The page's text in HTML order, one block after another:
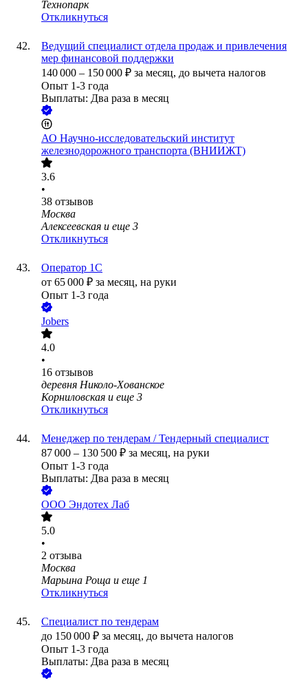
Технопарк
Откликнуться
Ведущий специалист отдела продаж и привлечения
мер финансовой поддержки
140 000 – 150 000 ₽ за месяц, до вычета налогов
Опыт 1-3 года
Выплаты: Два раза в месяц
АО Научно-исследовательский институт
железнодорожного транспорта (ВНИИЖТ)
3.6
•
38 отзывов
Москва
Алексеевская и еще 3
Откликнуться
Оператор 1С
от 65 000 ₽ за месяц, на руки
Опыт 1-3 года
Jobers
4.0
•
16 отзывов
деревня Николо-Хованское
Корниловская и еще 3
Откликнуться
Менеджер по тендерам / Тендерный специалист
87 000 – 130 500 ₽ за месяц, на руки
Опыт 1-3 года
Выплаты: Два раза в месяц
ООО Эндотех Лаб
5.0
•
2 отзыва
Москва
Марьина Роща и еще 1
Откликнуться
Специалист по тендерам
до 150 000 ₽ за месяц, до вычета налогов
Опыт 1-3 года
Выплаты: Два раза в месяц